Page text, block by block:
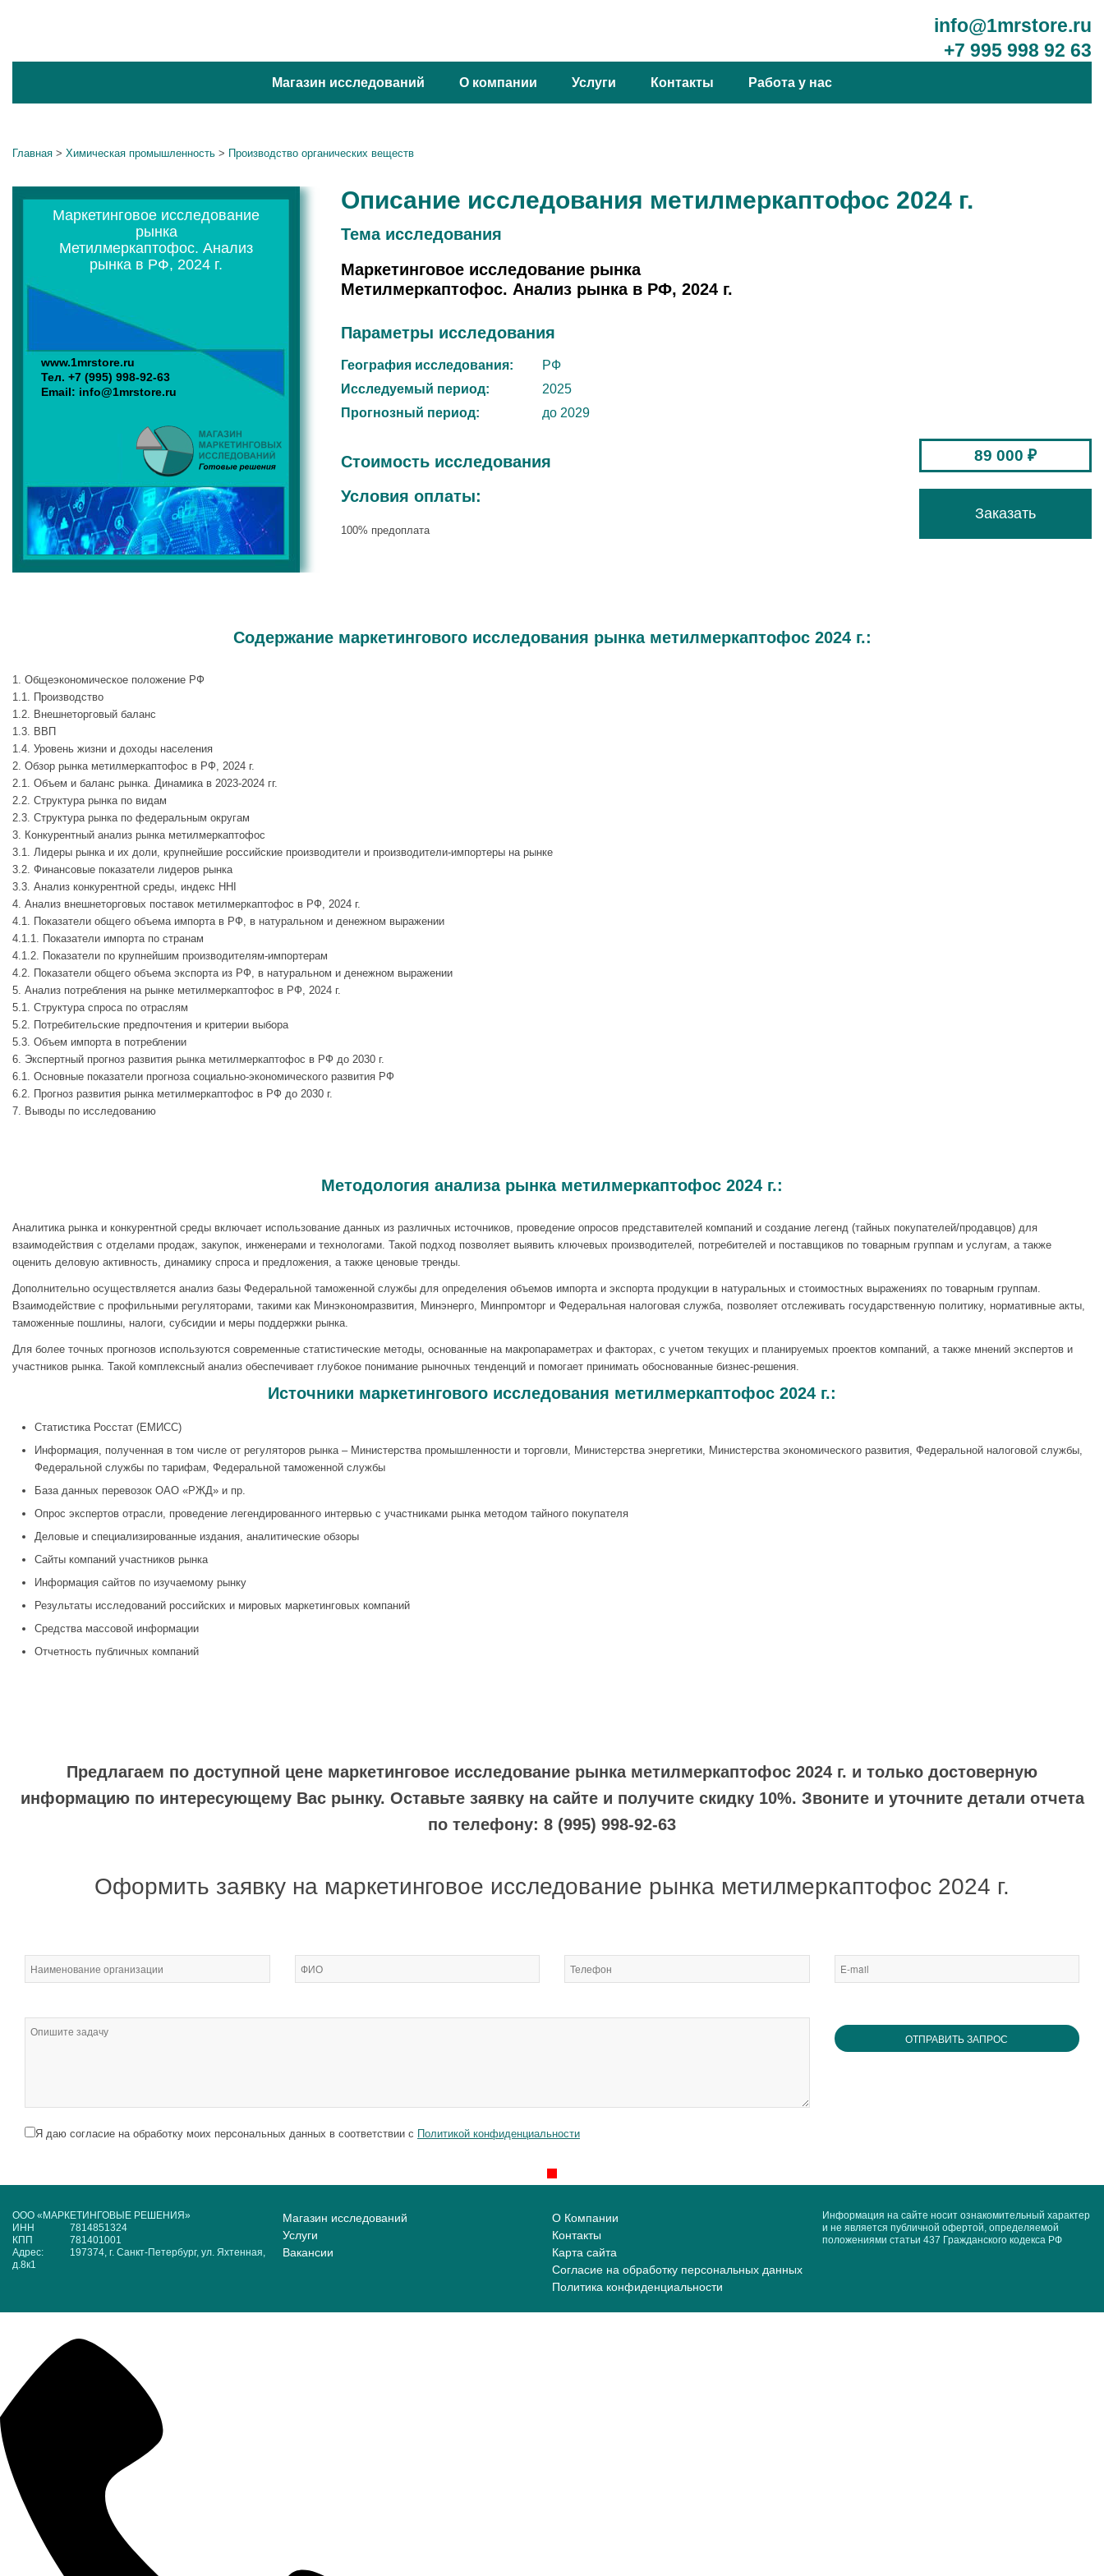
info@1mrstore.ru
+7 995 998 92 63
Магазин исследований О компании Услуги Контакты Работа у нас
Главная > Химическая промышленность > Производство органических веществ
Маркетинговое исследование
рынка
Метилмеркаптофос. Анализ
рынка в РФ, 2024 г.
www.1mrstore.ru
Тел. +7 (995) 998-92-63
Email: info@1mrstore.ru
Описание исследования метилмеркаптофос 2024 г.
Тема иcследования
Маркетинговое исследование рынка
Метилмеркаптофос. Анализ рынка в РФ, 2024 г.
Параметры исследования
География исследования:
РФ
Исследуемый период:
2025
Прогнозный период:
до 2029
Стоимость исследования
Условия оплаты:
100% предоплата
89 000 ₽
Заказать
Содержание маркетингового исследования рынка метилмеркаптофос 2024 г.:
1. Общеэкономическое положение РФ
1.1. Производство
1.2. Внешнеторговый баланс
1.3. ВВП
1.4. Уровень жизни и доходы населения
2. Обзор рынка метилмеркаптофос в РФ, 2024 г.
2.1. Объем и баланс рынка. Динамика в 2023-2024 гг.
2.2. Структура рынка по видам
2.3. Структура рынка по федеральным округам
3. Конкурентный анализ рынка метилмеркаптофос
3.1. Лидеры рынка и их доли, крупнейшие российские производители и производители-импортеры на рынке
3.2. Финансовые показатели лидеров рынка
3.3. Анализ конкурентной среды, индекс HHI
4. Анализ внешнеторговых поставок метилмеркаптофос в РФ, 2024 г.
4.1. Показатели общего объема импорта в РФ, в натуральном и денежном выражении
4.1.1. Показатели импорта по странам
4.1.2. Показатели по крупнейшим производителям-импортерам
4.2. Показатели общего объема экспорта из РФ, в натуральном и денежном выражении
5. Анализ потребления на рынке метилмеркаптофос в РФ, 2024 г.
5.1. Структура спроса по отраслям
5.2. Потребительские предпочтения и критерии выбора
5.3. Объем импорта в потреблении
6. Экспертный прогноз развития рынка метилмеркаптофос в РФ до 2030 г.
6.1. Основные показатели прогноза социально-экономического развития РФ
6.2. Прогноз развития рынка метилмеркаптофос в РФ до 2030 г.
7. Выводы по исследованию
Методология анализа рынка метилмеркаптофос 2024 г.:
Аналитика рынка и конкурентной среды включает использование данных из различных источников, проведение опросов представителей компаний и создание легенд (тайных покупателей/продавцов) для
взаимодействия с отделами продаж, закупок, инженерами и технологами. Такой подход позволяет выявить ключевых производителей, потребителей и поставщиков по товарным группам и услугам, а также
оценить деловую активность, динамику спроса и предложения, а также ценовые тренды.
Дополнительно осуществляется анализ базы Федеральной таможенной службы для определения объемов импорта и экспорта продукции в натуральных и стоимостных выражениях по товарным группам.
Взаимодействие с профильными регуляторами, такими как Минэкономразвития, Минэнерго, Минпромторг и Федеральная налоговая служба, позволяет отслеживать государственную политику, нормативные акты,
таможенные пошлины, налоги, субсидии и меры поддержки рынка.
Для более точных прогнозов используются современные статистические методы, основанные на макропараметрах и факторах, с учетом текущих и планируемых проектов компаний, а также мнений экспертов и
участников рынка. Такой комплексный анализ обеспечивает глубокое понимание рыночных тенденций и помогает принимать обоснованные бизнес-решения.
Источники маркетингового исследования метилмеркаптофос 2024 г.:
Статистика Росстат (ЕМИСС)
Информация, полученная в том числе от регуляторов рынка – Министерства промышленности и торговли, Министерства энергетики, Министерства экономического развития, Федеральной налоговой службы,
Федеральной службы по тарифам, Федеральной таможенной службы
База данных перевозок ОАО «РЖД» и пр.
Опрос экспертов отрасли, проведение легендированного интервью с участниками рынка методом тайного покупателя
Деловые и специализированные издания, аналитические обзоры
Сайты компаний участников рынка
Информация сайтов по изучаемому рынку
Результаты исследований российских и мировых маркетинговых компаний
Средства массовой информации
Отчетность публичных компаний
Предлагаем по доступной цене маркетинговое исследование рынка метилмеркаптофос 2024 г. и только достоверную
информацию по интересующему Вас рынку. Оставьте заявку на сайте и получите скидку 10%. Звоните и уточните детали отчета
по телефону: 8 (995) 998-92-63
Оформить заявку на маркетинговое исследование рынка метилмеркаптофос 2024 г.
Я даю согласие на обработку моих персональных данных в соответствии с Политикой конфиденциальности
ООО «МАРКЕТИНГОВЫЕ РЕШЕНИЯ»
ИНН
7814851324
КПП
781401001
Адрес:
197374, г. Санкт-Петербург, ул. Яхтенная,
д.8к1
Магазин исследований
Услуги
Вакансии
О Компании
Контакты
Карта сайта
Согласие на обработку персональных данных
Политика конфиденциальности
Информация на сайте носит ознакомительный характер
и не является публичной офертой, определяемой
положениями статьи 437 Гражданского кодекса РФ